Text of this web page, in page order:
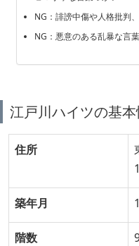
NG：誹謗中傷や人格批判
NG：悪意のある乱暴な言
江戸川ハイツの基本
住所
1
築年月
階数